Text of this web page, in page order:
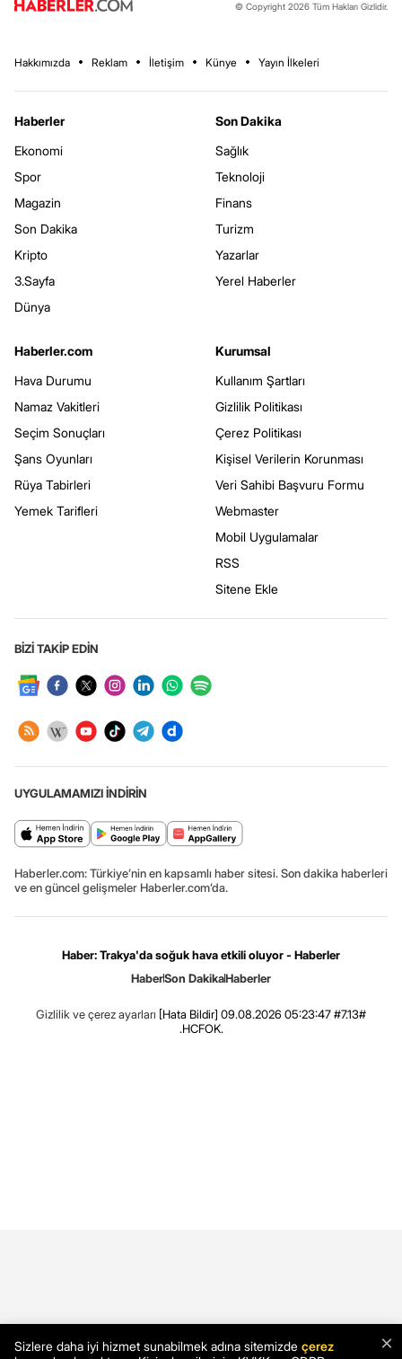
© Copyright 2026 Tüm Hakları Gizlidir.
Hakkımızda Reklam İletişim Künye Yayın İlkeleri
Haberler
Ekonomi
Spor
Magazin
Son Dakika
Kripto
3.Sayfa
Dünya
Son Dakika
Sağlık
Teknoloji
Finans
Turizm
Yazarlar
Yerel Haberler
Haberler.com
Hava Durumu
Namaz Vakitleri
Seçim Sonuçları
Şans Oyunları
Rüya Tabirleri
Yemek Tarifleri
Kurumsal
Kullanım Şartları
Gizlilik Politikası
Çerez Politikası
Kişisel Verilerin Korunması
Veri Sahibi Başvuru Formu
Webmaster
Mobil Uygulamalar
RSS
Sitene Ekle
BİZİ TAKİP EDİN
UYGULAMAMIZI İNDİRİN
Haberler.com: Türkiye’nin en kapsamlı haber sitesi. Son dakika haberleri
ve en güncel gelişmeler Haberler.com’da.
Haber: Trakya'da soğuk hava etkili oluyor - Haberler
HaberSon DakikaHaberler
Gizlilik ve çerez ayarları [Hata Bildir] 09.08.2026 05:23:47 #7.13#
.HCFOK.
×
Sizlere daha iyi hizmet sunabilmek adına sitemizde çerez